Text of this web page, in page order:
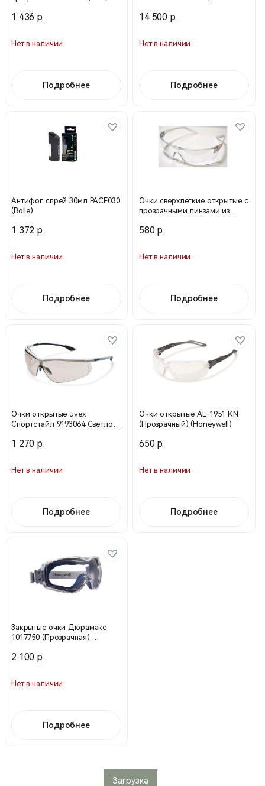
1 436 р.
Нет в наличии
Подробнее
14 500 р.
Нет в наличии
Подробнее
Антифог спрей 30мл PACF030
(Bolle)
1 372 р.
Нет в наличии
Подробнее
Очки сверхлёгкие открытые с
прозрачными линзами из
580 р.
Нет в наличии
Подробнее
Очки открытые uvex
Спортстайл 9193064 Светло-
1 270 р.
Нет в наличии
Подробнее
Очки открытые AL-1951 KN
(Прозрачный) (Honeywell)
650 р.
Нет в наличии
Подробнее
Закрытые очки Дюрамакс
1017750 (Прозрачная)
2 100 р.
Нет в наличии
Подробнее
Загрузка